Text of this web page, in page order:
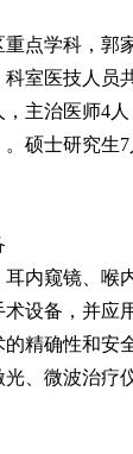
点学科，郭
室医技人员
主治医师4人
硕士研究生
内窥镜、喉
设备，并应
精确性和安
、微波治疗